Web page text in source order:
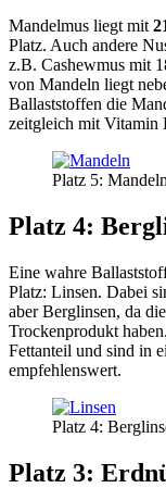
Mandelmus liegt mit
Platz. Auch andere
z.B. Cashewmus mit
von Mandeln liegt
Ballaststoffen die
zeitgleich mit Vitamin
Platz 5:
Platz 4:
Eine wahre
Platz: Linsen. Dabei
aber Berglinsen, da
Trockenprodukt
Fettanteil und sind in
empfehlenswert.
Platz 4:
Platz 3: